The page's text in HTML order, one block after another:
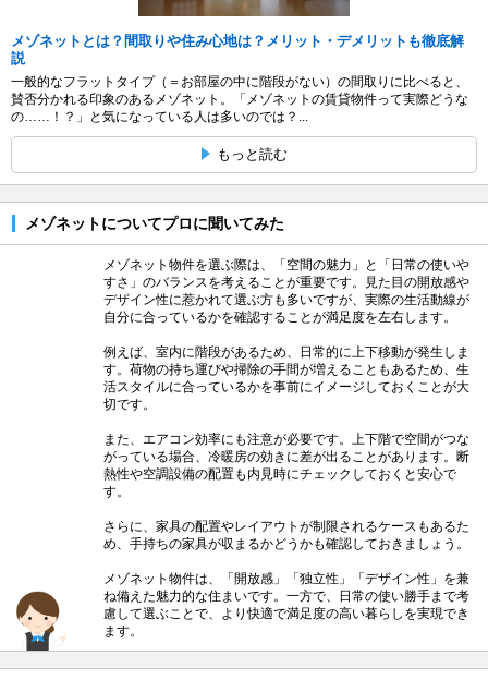
メゾネットとは？間取りや住み心地は？メリット・デメリットも徹底解
説
一般的なフラットタイプ（＝お部屋の中に階段がない）の間取りに比べると、
賛否分かれる印象のあるメゾネット。「メゾネットの賃貸物件って実際どうな
の……！？」と気になっている人は多いのでは？...
もっと読む
メゾネットについてプロに聞いてみた
メゾネット物件を選ぶ際は、「空間の魅力」と「日常の使いや
すさ」のバランスを考えることが重要です。見た目の開放感や
デザイン性に惹かれて選ぶ方も多いですが、実際の生活動線が
自分に合っているかを確認することが満足度を左右します。
例えば、室内に階段があるため、日常的に上下移動が発生しま
す。荷物の持ち運びや掃除の手間が増えることもあるため、生
活スタイルに合っているかを事前にイメージしておくことが大
切です。
また、エアコン効率にも注意が必要です。上下階で空間がつな
がっている場合、冷暖房の効きに差が出ることがあります。断
熱性や空調設備の配置も内見時にチェックしておくと安心で
す。
さらに、家具の配置やレイアウトが制限されるケースもあるた
め、手持ちの家具が収まるかどうかも確認しておきましょう。
メゾネット物件は、「開放感」「独立性」「デザイン性」を兼
ね備えた魅力的な住まいです。一方で、日常の使い勝手まで考
慮して選ぶことで、より快適で満足度の高い暮らしを実現でき
ます。